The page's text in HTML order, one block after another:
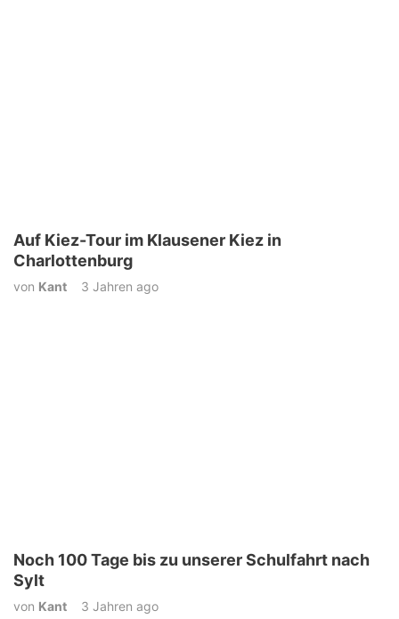
Auf Kiez-Tour im Klausener Kiez in
Charlottenburg
von Kant 3 Jahren ago
Noch 100 Tage bis zu unserer Schulfahrt nach
Sylt
von Kant 3 Jahren ago